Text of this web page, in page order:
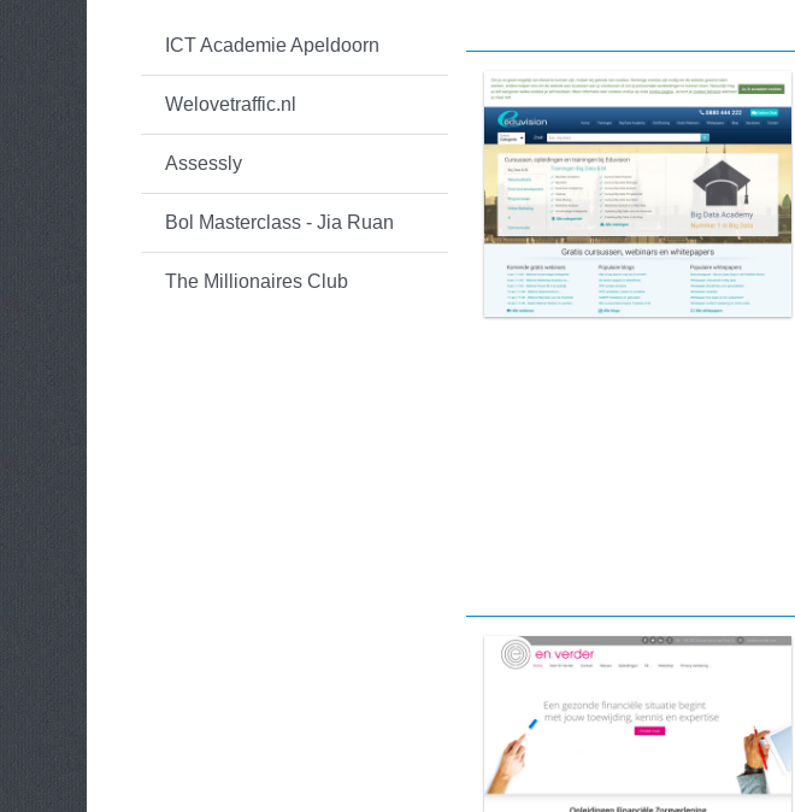
ICT Academie Apeldoorn
Welovetraffic.nl
Assessly
Bol Masterclass - Jia Ruan
The Millionaires Club